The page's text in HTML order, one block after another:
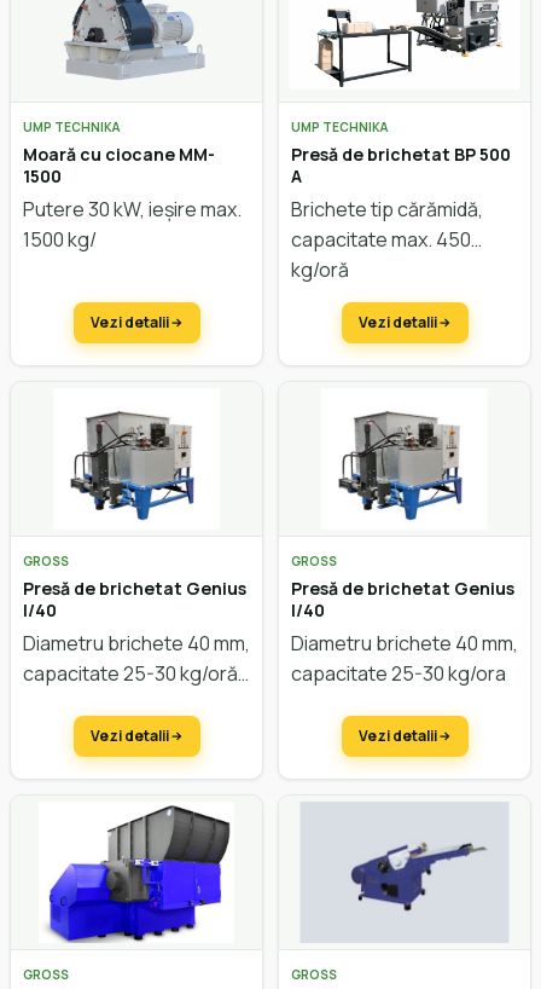
UMP TECHNIKA
Moară cu ciocane MM-
1500
Putere 30 kW, ieșire max.
1500 kg/
Vezi detalii
UMP TECHNIKA
Presă de brichetat BP 500
A
Brichete tip cărămidă,
capacitate max. 450
kg/oră
Vezi detalii
GROSS
Presă de brichetat Genius
I/40
Diametru brichete 40 mm,
capacitate 25-30 kg/oră
Vezi detalii
GROSS
Presă de brichetat Genius
I/40
Diametru brichete 40 mm,
capacitate 25-30 kg/ora
Vezi detalii
GROSS GROSS